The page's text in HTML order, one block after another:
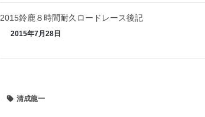
2015鈴鹿８時間耐久ロードレース後記
2015年7月28日
清成龍一